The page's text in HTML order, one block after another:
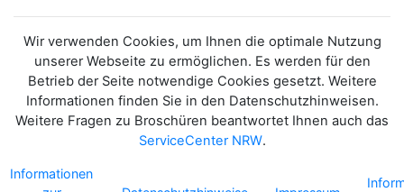
Wir verwenden Cookies, um Ihnen die optimale Nutzung
unserer Webseite zu ermöglichen. Es werden für den
Betrieb der Seite notwendige Cookies gesetzt. Weitere
Informationen finden Sie in den Datenschutzhinweisen.
Weitere Fragen zu Broschüren beantwortet Ihnen auch das
ServiceCenter NRW.
Informationen